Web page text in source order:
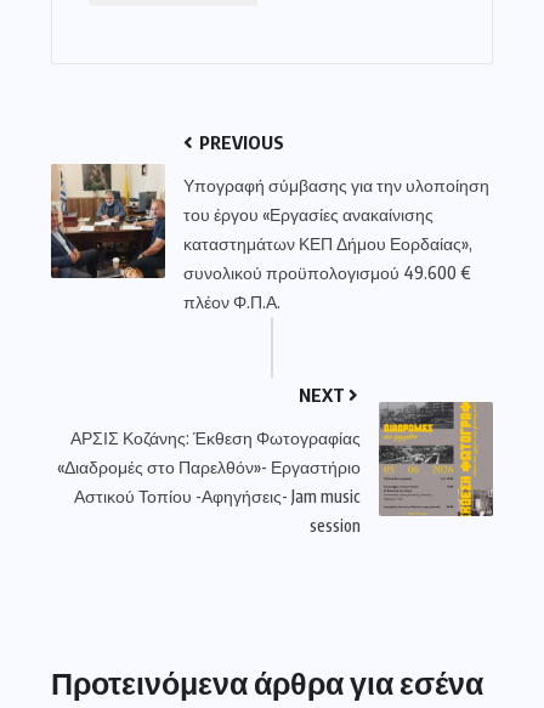
PREVIOUS
Υπογραφή σύμβασης για την υλοποίηση
του έργου «Εργασίες ανακαίνισης
καταστημάτων ΚΕΠ Δήμου Εορδαίας»,
συνολικού προϋπολογισμού 49.600 €
πλέον Φ.Π.Α.
NEXT
ΑΡΣΙΣ Κοζάνης: Έκθεση Φωτογραφίας
«Διαδρομές στο Παρελθόν»- Εργαστήριο
Αστικού Τοπίου -Αφηγήσεις- Jam music
session
Προτεινόμενα άρθρα για εσένα